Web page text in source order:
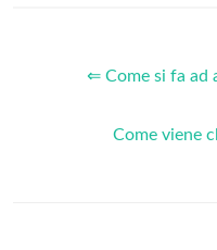
⇐ Come si fa ad
Come viene